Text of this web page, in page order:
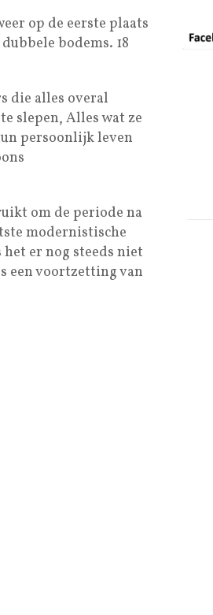
op de eerste plaats
bodems. 18
die alles overal
slepen, Alles wat ze
persoonlijk leven
om de periode na
modernistische
er nog steeds niet
een voortzetting van